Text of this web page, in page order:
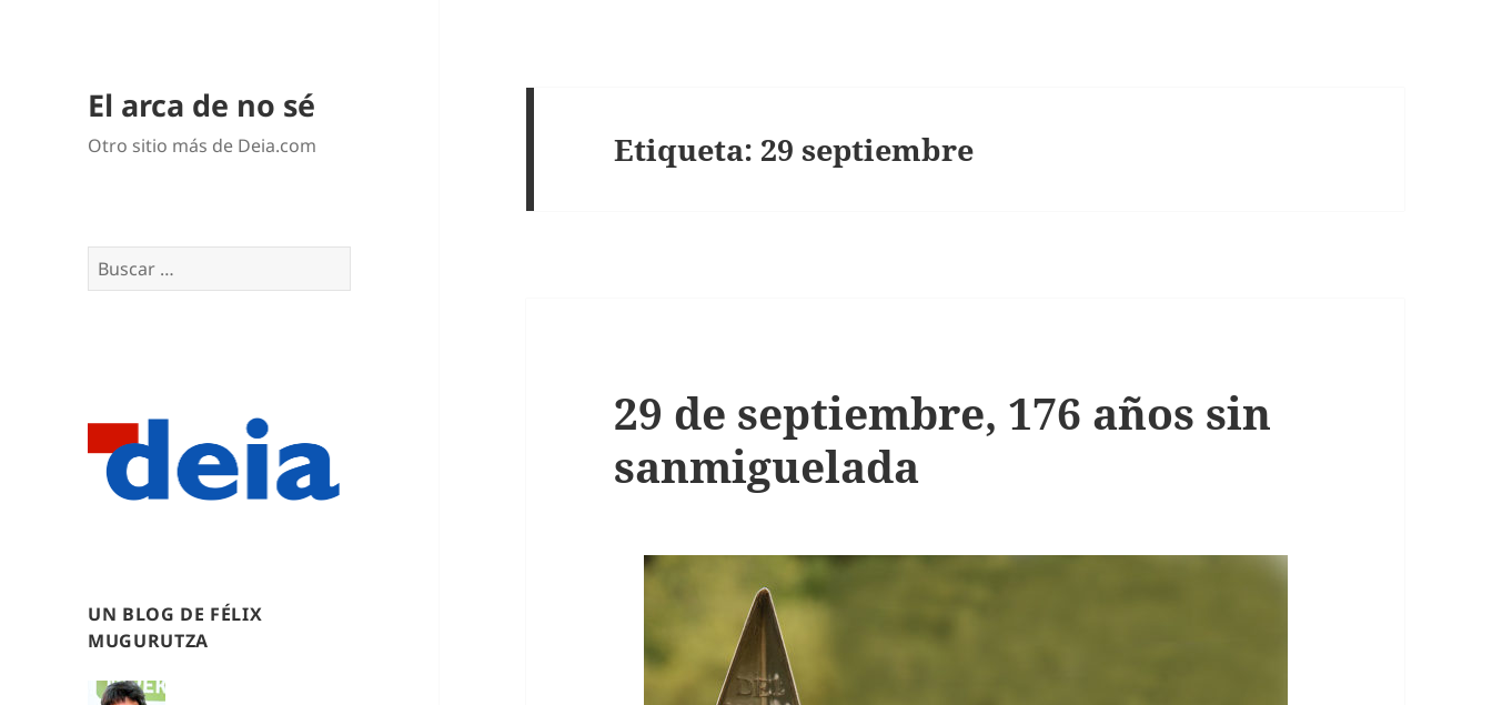
El arca de no sé
Otro sitio más de Deia.com
Buscar:
UN BLOG DE FÉLIX
MUGURUTZA
Etiqueta: 29 septiembre
29 de septiembre, 176 años sin
sanmiguelada